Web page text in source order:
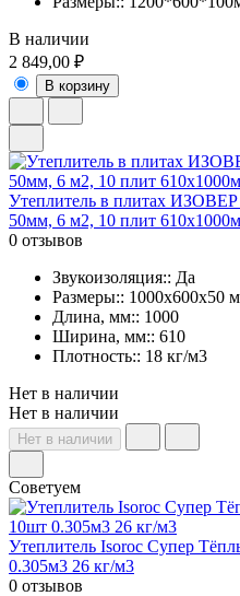
В наличии
2 849,00 ₽
В корзину
Утеплитель в плитах
50мм, 6 м2, 10 плит
0 отзывов
Звукоизоляция:: Да
Размеры:: 1000x600x50
Длина, мм:: 1000
Ширина, мм:: 610
Плотность:: 18 кг/м3
Нет в наличии
Нет в наличии
Нет в наличии
Советуем
Утеплитель Isoroc Супер
0.305м3 26 кг/м3
0 отзывов